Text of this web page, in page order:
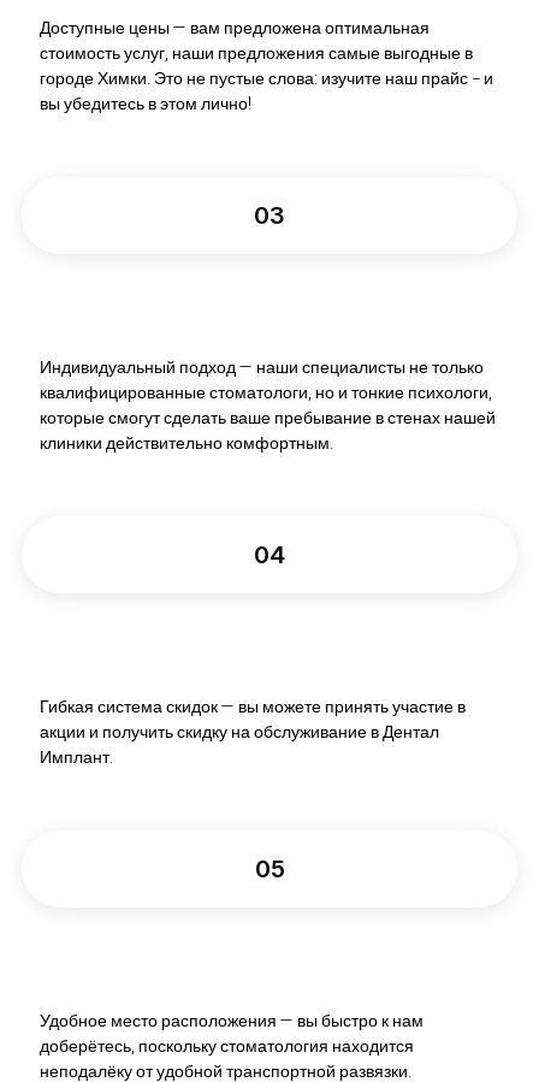
Доступные цены — вам предложена оптимальная
стоимость услуг, наши предложения самые выгодные в
городе Химки. Это не пустые слова: изучите наш прайс − и
вы убедитесь в этом лично!
03
Индивидуальный подход — наши специалисты не только
квалифицированные стоматологи, но и тонкие психологи,
которые смогут сделать ваше пребывание в стенах нашей
клиники действительно комфортным.
04
Гибкая система скидок — вы можете принять участие в
акции и получить скидку на обслуживание в Дентал
Имплант.
05
Удобное место расположения — вы быстро к нам
доберётесь, поскольку стоматология находится
неподалёку от удобной транспортной развязки.